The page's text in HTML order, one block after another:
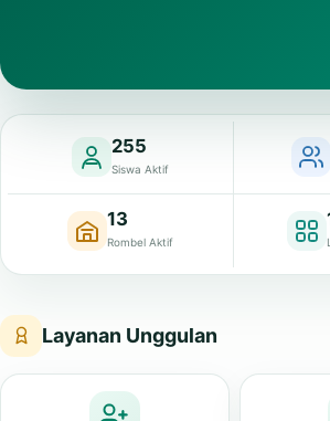
255
Siswa Aktif
Layanan Unggulan